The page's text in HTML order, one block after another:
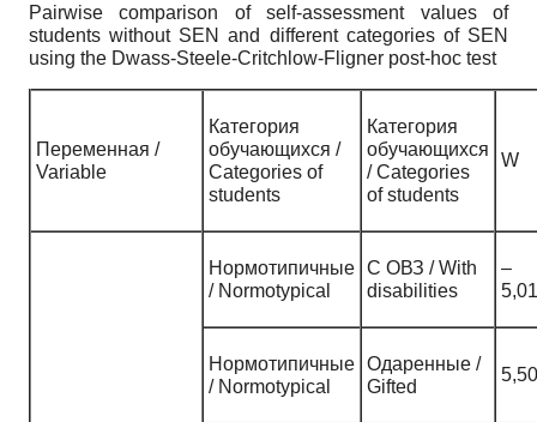
Pairwise comparison of self-assessment values of
students without SEN and different categories of SEN
using the Dwass-Steele-Critchlow-Fligner post-hoc test
Переменная /
Variable
Категория
обучающихся /
Categories of
students
Категория
обучающихся
/ Categories
of students
W
Нормотипичные
/ Normotypical
С ОВЗ / With
disabilities
–
5,01
Нормотипичные
/ Normotypical
Одаренные /
Gifted
5,50